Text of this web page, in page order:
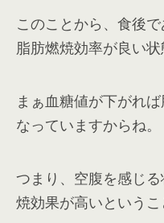
このことから、食後で
脂肪燃焼効率が良い状
まぁ血糖値が下がれ
なっていますからね。
つまり、空腹を感じ
焼効果が高いというこ